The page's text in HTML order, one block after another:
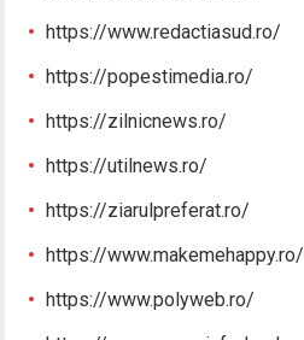
https://www.redactiasud.ro/
https://popestimedia.ro/
https://zilnicnews.ro/
https://utilnews.ro/
https://ziarulpreferat.ro/
https://www.makemehappy.ro/
https://www.polyweb.ro/